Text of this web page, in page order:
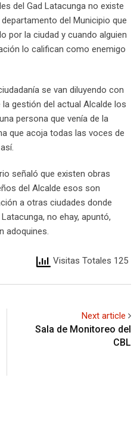
del Gad Latacunga no existe
del Municipio que
por la ciudad y cuando alguien
lo califican como enemigo
se van diluyendo con
gestión del actual Alcalde los
persona que venía de la
que acoja todas las voces de
señaló que existen obras
del Alcalde esos son
a otras ciudades donde
no ehay, apuntó,
adoquines.
Visitas Totales 125
Next article
Sala de Monitoreo del
CBL